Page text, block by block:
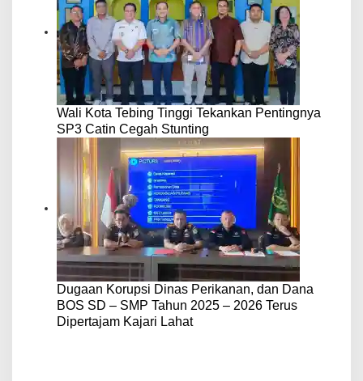
Wali Kota Tebing Tinggi Tekankan Pentingnya
SP3 Catin Cegah Stunting
Dugaan Korupsi Dinas Perikanan, dan Dana
BOS SD – SMP Tahun 2025 – 2026 Terus
Dipertajam Kajari Lahat